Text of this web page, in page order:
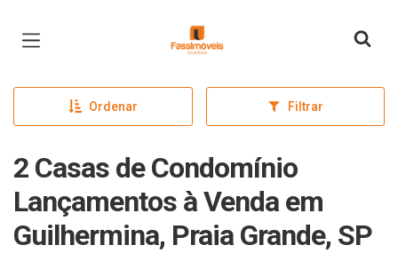
Página inicial
Ordenar Filtrar
2 Casas de Condomínio
Lançamentos à Venda em
Guilhermina, Praia Grande, SP